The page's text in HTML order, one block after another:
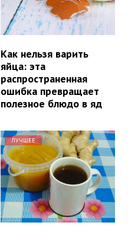
Как нельзя варить
яйца: эта
распространенная
ошибка превращает
полезное блюдо в яд
ЛУЧШЕЕ